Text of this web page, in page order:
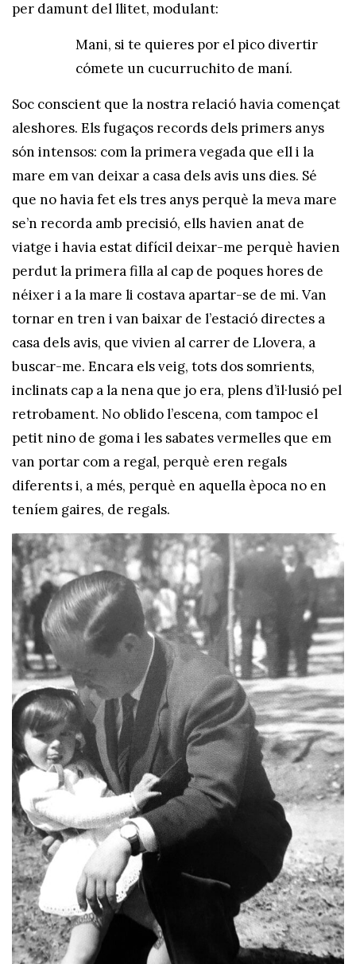
per damunt del llitet, modulant:
Mani, si te quieres por el pico divertir
cómete un cucurruchito de maní.
Soc conscient que la nostra relació havia començat
aleshores. Els fugaços records dels primers anys
són intensos: com la primera vegada que ell i la
mare em van deixar a casa dels avis uns dies. Sé
que no havia fet els tres anys perquè la meva mare
se’n recorda amb precisió, ells havien anat de
viatge i havia estat difícil deixar-me perquè havien
perdut la primera filla al cap de poques hores de
néixer i a la mare li costava apartar-se de mi. Van
tornar en tren i van baixar de l’estació directes a
casa dels avis, que vivien al carrer de Llovera, a
buscar-me. Encara els veig, tots dos somrients,
inclinats cap a la nena que jo era, plens d’il·lusió pel
retrobament. No oblido l’escena, com tampoc el
petit nino de goma i les sabates vermelles que em
van portar com a regal, perquè eren regals
diferents i, a més, perquè en aquella època no en
teníem gaires, de regals.